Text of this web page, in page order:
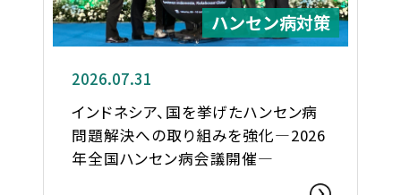
ハンセン病対策
2026.07.31
インドネシア、国を挙げたハンセン病
問題解決への取り組みを強化―2026
年全国ハンセン病会議開催―